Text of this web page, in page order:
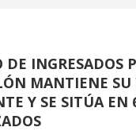
DE INGRESADOS
MANTIENE
Y SE SITÚA EN